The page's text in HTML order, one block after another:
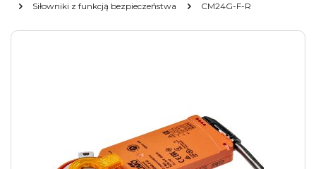
Siłowniki z funkcją bezpieczeństwa
CM24G-F-R